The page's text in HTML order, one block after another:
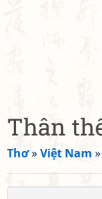
Thân
Thơ»Việt Nam »